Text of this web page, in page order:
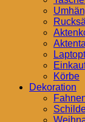
Körbe
Dekoration